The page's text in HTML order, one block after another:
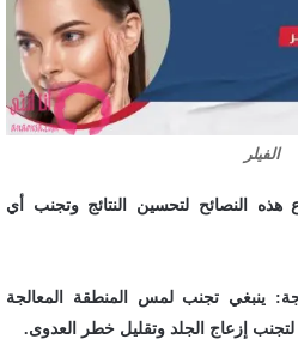
الفيلر
هذه النصائح لتحسين النتائج وتجنب أي
ينبغي تجنب لمس المنطقة المعالجة